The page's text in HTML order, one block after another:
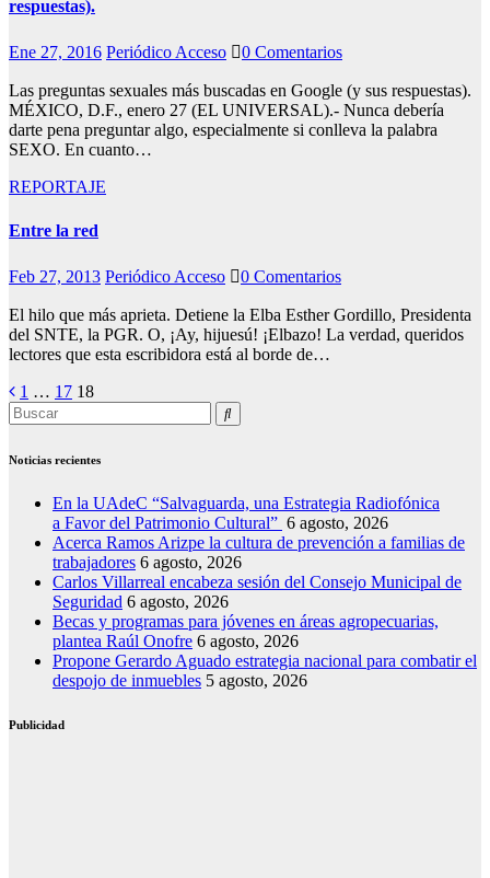
respuestas).
Ene 27, 2016 Periódico Acceso 0 Comentarios
Las preguntas sexuales más buscadas en Google (y sus respuestas).
MÉXICO, D.F., enero 27 (EL UNIVERSAL).- Nunca debería
darte pena preguntar algo, especialmente si conlleva la palabra
SEXO. En cuanto…
REPORTAJE
Entre la red
Feb 27, 2013 Periódico Acceso 0 Comentarios
El hilo que más aprieta. Detiene la Elba Esther Gordillo, Presidenta
del SNTE, la PGR. O, ¡Ay, hijuesú! ¡Elbazo! La verdad, queridos
lectores que esta escribidora está al borde de…
Posts
pagination
1 … 17 18
Noticias recientes
En la UAdeC “Salvaguarda, una Estrategia Radiofónica
a Favor del Patrimonio Cultural” 6 agosto, 2026
Acerca Ramos Arizpe la cultura de prevención a familias de
trabajadores 6 agosto, 2026
Carlos Villarreal encabeza sesión del Consejo Municipal de
Seguridad 6 agosto, 2026
Becas y programas para jóvenes en áreas agropecuarias,
plantea Raúl Onofre 6 agosto, 2026
Propone Gerardo Aguado estrategia nacional para combatir el
despojo de inmuebles 5 agosto, 2026
Publicidad